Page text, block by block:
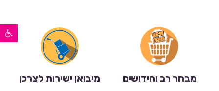
פתח סרגל נגישות
מבחר רב וחידושים מיבואן ישירות לצרכן